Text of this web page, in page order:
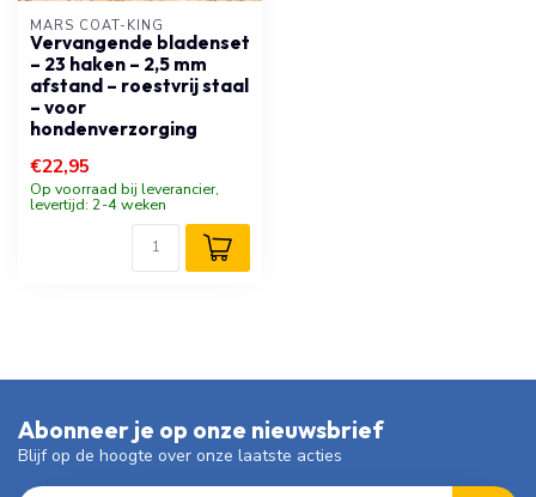
MARS COAT-KING
Vervangende bladenset
– 23 haken – 2,5 mm
afstand – roestvrij staal
– voor
hondenverzorging
€22,95
Op voorraad bij leverancier,
levertijd: 2-4 weken
Abonneer je op onze nieuwsbrief
Blijf op de hoogte over onze laatste acties